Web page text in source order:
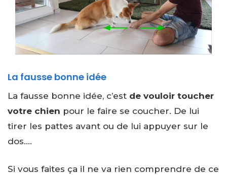
La fausse bonne idée
La fausse bonne idée, c’est de vouloir toucher
votre chien pour le faire se coucher. De lui
tirer les pattes avant ou de lui appuyer sur le
dos….
Si vous faites ça il ne va rien comprendre de ce